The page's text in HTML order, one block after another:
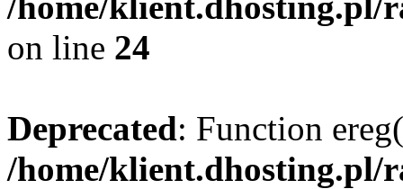
on line 24
Deprecated: Function
/home/klient.dhosting.pl/